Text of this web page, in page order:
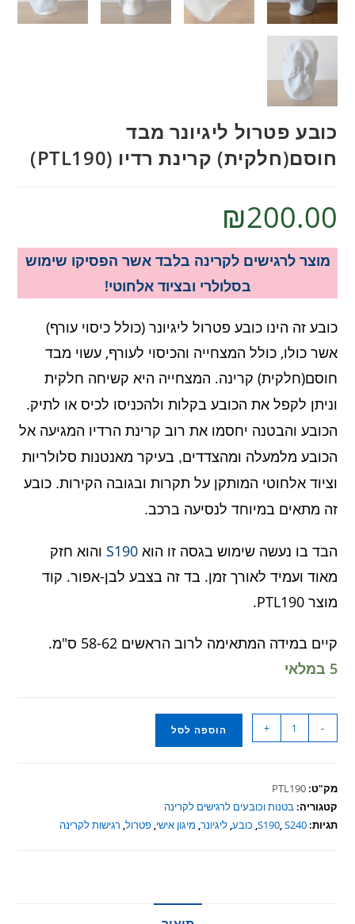
כובע פטרול ליגיונר מבד
חוסם(חלקית) קרינת רדיו (PTL190)
₪200.00
מוצר לרגישים לקרינה בלבד אשר הפסיקו שימוש
בסלולרי ובציוד אלחוטי!
כובע זה הינו כובע פטרול ליגיונר (כולל כיסוי עורף)
אשר כולו, כולל המצחייה והכיסוי לעורף, עשוי מבד
חוסם(חלקית) קרינה. המצחייה היא קשיחה חלקית
וניתן לקפל את הכובע בקלות ולהכניסו לכיס או לתיק.
הכובע והבטנה יחסמו את רוב קרינת הרדיו המגיעה אל
הכובע מלמעלה ומהצדדים, בעיקר מאנטנות סלולריות
וציוד אלחוטי המותקן על תקרות ובגובה הקירות. כובע
זה מתאים במיוחד לנסיעה ברכב.
הבד בו נעשה שימוש בגסה זו הואS190 והוא חזק
מאוד ועמיד לאורך זמן. בד זה בצבע לבן-אפור. קוד
מוצר PTL190.
קיים במידה המתאימה לרוב הראשים 58-62 ס"מ.
5 במלאי
של
פטרול
ליגיונר
מבד
-
+ הוספה לסל
מק"ט:PTL190
קטגוריה:בטנות וכובעים לרגישים לקרינה
תגיות:
S190,S240
, כובע,ליגיונר, מיגון אישי,פטרול, רגישות לקרינה